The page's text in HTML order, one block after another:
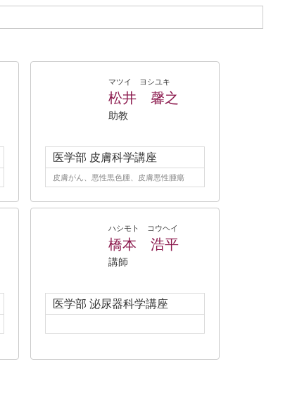
マツイ ヨシユキ
松井 馨之
助教
医学部 皮膚科学講座
皮膚がん、悪性黒色腫、皮膚悪性腫瘍
ハシモト コウヘイ
橋本 浩平
講師
医学部 泌尿器科学講座